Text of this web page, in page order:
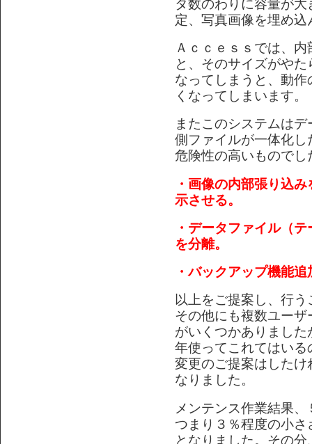
タ数のわりに容量が
定、写真画像を埋め
Ａｃｃｅｓｓでは、
と、そのサイズがや
なってしまうと、動
くなってしまいます。
またこのシステムは
側ファイルが一体化
危険性の高いものでし
・画像の内部張り込
示させる。
・データファイル（
を分離。
・バックアップ機能追
以上をご提案し、行
その他にも複数ユー
がいくつかありまし
年使ってこれてはい
変更のご提案はした
なりました。
メンテンス作業結果
つまり３％程度の小
となりました。その